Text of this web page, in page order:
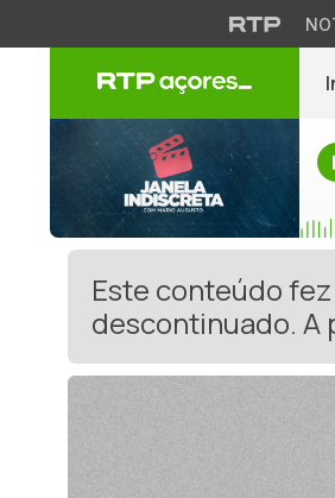
Este conteúdo
descontinuado. A